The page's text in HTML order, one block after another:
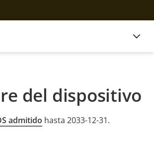
del dispositivo
admitido hasta 2033-12-31.